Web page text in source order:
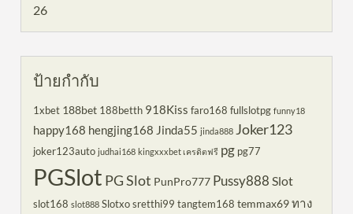
26
ป้ายกำกับ
1xbet 188bet 188betth 918Kiss faro168 fullslotpg funny18
happy168 hengjing168 Jinda55 jinda888 Joker123
joker123auto judhai168 kingxxxbet เครดิตฟรี pg pg77
PGSlot PG Slot PunPro777 Pussy888 Slot
slot168 slot888 Slotxo sretthi99 tangtem168 temmax69ทาง